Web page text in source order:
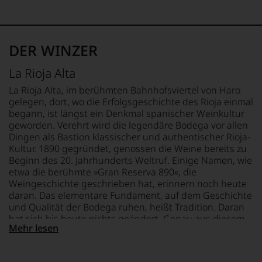
auf
hohem
sich
unsere
Weinselektion
bewegt.
Das
aber
genügt
uns
nicht
mehr.
Wir
haben
festgestellt,
dass
manch
Universität
Wisconsin.
Bedingt
durch
seinen
Vater
wandte
er
sich
aber
vor
allen
Dingen
nach
1978
zunehmend
der
Weinwelt
zu.
hat.
hat
Kreativität
Innovationsgeist
Weinjournalismus
und
Weinbewertung
revolutioniert.
Der
studierte
Rechtsanwalt
verstand
sich
als
Sprachrohr
des
REBSORTEN
10% Graciano
TRINKTEMPERATUR
16 °C
0,75 L
DER WINZER
La Rioja Alta
La Rioja Alta, im berühmten Bahnhofsviertel von Haro
gelegen, dort, wo die Erfolgsgeschichte des Rioja einmal
begann, ist längst ein Denkmal spanischer Weinkultur
geworden. Verehrt wird die legendäre Bodega vor allen
Dingen als Bastion klassischer und authentischer Rioja-
Kultur. 1890 gegründet, genossen die Weine bereits zu
Beginn des 20. Jahrhunderts Weltruf. Einige Namen, wie
etwa die berühmte »Gran Reserva 890«, die
Weingeschichte geschrieben hat, erinnern noch heute
daran. Das elementare Fundament, auf dem Geschichte
und Qualität der Bodega ruhen, heißt Tradition. Daran
hat sich bis heute nichts geändert. Genau aus diesem
Grund sind die Weine von La Rioja Alta außerordentlich
Mehr lesen